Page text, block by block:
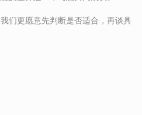
们更愿意先判断是否适合，再谈具